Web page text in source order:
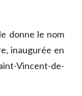
donne le nom
inaugurée en
Vincent-de-